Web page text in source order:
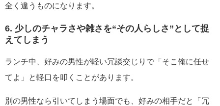
全く違うものになります。
6. 少しのチャラさや雑さを“その人らしさ”として捉
えてしまう
ランチ中、好みの男性が軽い冗談交じりで「そこ俺に任せ
てよ」と軽口を叩くことがあります。
別の男性なら引いてしまう場面でも、好みの相手だと「冗